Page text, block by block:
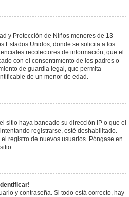
y Protección de Niños menores de 13
Estados Unidos, donde se solicita a los
recolectores de información, que el
con el consentimiento de los padres o
de guardia legal, que permita
de un menor de edad.
sitio haya baneado su dirección IP o que el
registrarse, esté deshabilitado.
registro de nuevos usuarios. Póngase en
y contraseña. Si todo está correcto, hay